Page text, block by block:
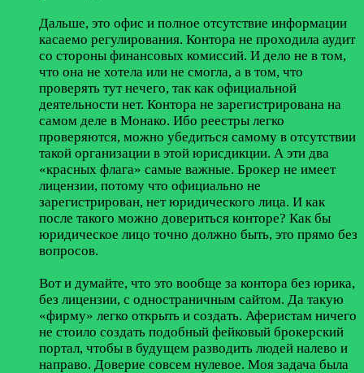
Дальше, это офис и полное отсутствие информации
касаемо регулирования. Контора не проходила аудит
со стороны финансовых комиссий. И дело не в том,
что она не хотела или не смогла, а в том, что
проверять тут нечего, так как официальной
деятельности нет. Контора не зарегистрирована на
самом деле в Монако. Ибо реестры легко
проверяются, можно убедиться самому в отсутствии
такой организации в этой юрисдикции. А эти два
«красных флага» самые важные. Брокер не имеет
лицензии, потому что официально не
зарегистрирован, нет юридического лица. И как
после такого можно довериться конторе? Как бы
юридическое лицо точно должно быть, это прямо без
вопросов.
Вот и думайте, что это вообще за контора без юрика,
без лицензии, с одностраничным сайтом. Да такую
«фирму» легко открыть и создать. Аферистам ничего
не стоило создать подобный фейковый брокерский
портал, чтобы в будущем разводить людей налево и
направо. Доверие совсем нулевое. Моя задача была